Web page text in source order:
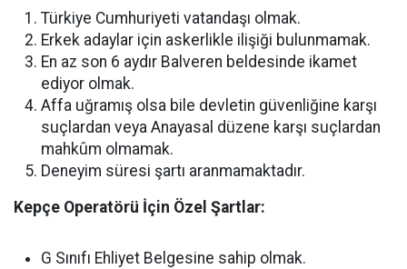
Türkiye Cumhuriyeti vatandaşı olmak.
Erkek adaylar için askerlikle ilişiği bulunmamak.
En az son 6 aydır Balveren beldesinde ikamet
ediyor olmak.
Affa uğramış olsa bile devletin güvenliğine karşı
suçlardan veya Anayasal düzene karşı suçlardan
mahkûm olmamak.
Deneyim süresi şartı aranmamaktadır.
Kepçe Operatörü İçin Özel Şartlar:
G Sınıfı Ehliyet Belgesine sahip olmak.